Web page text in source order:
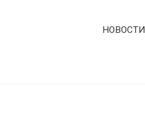
НОВОСТИ